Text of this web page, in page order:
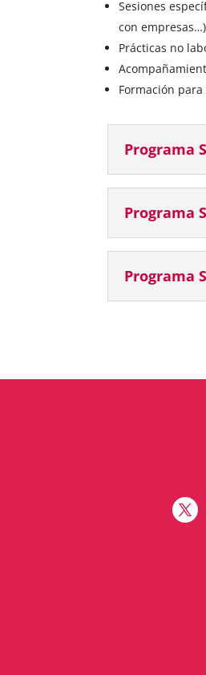
Sesiones
con empresas…)
Prácticas no
Formación
Programa
Programa
Programa